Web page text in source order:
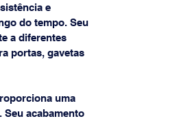
e
do tempo. Seu
a diferentes
portas, gavetas
uma
acabamento